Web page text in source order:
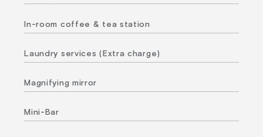
In-room coffee & tea station
Laundry services (Extra charge)
Magnifying mirror
Mini-Bar